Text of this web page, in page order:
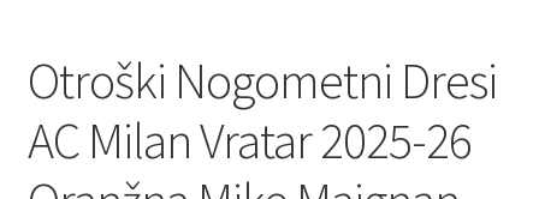
Otroški Nogometni Dresi
AC Milan Vratar 2025-26